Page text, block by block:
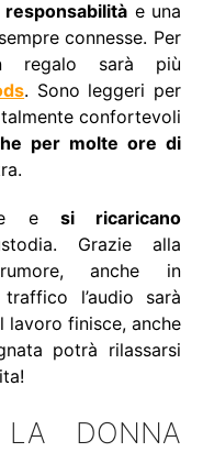
responsabilità e una
connesse. Per
regalo sarà più
. Sono leggeri per
confortevoli
per molte ore di
e si ricaricano
Grazie alla
anche in
l’audio sarà
lavoro finisce, anche
potrà rilassarsi
DONNA